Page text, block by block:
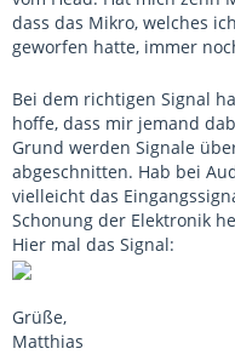
dass das Mikro, welches
geworfen hatte, immer
Bei dem richtigen Signal
hoffe, dass mir jemand
Grund werden Signale
abgeschnitten. Hab bei
vielleicht das
Schonung der Elektronik
Hier mal das Signal:
Grüße,
Matthias